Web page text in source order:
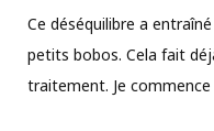
Ce déséquilibre a
petits bobos. Cela fait
traitement. Je